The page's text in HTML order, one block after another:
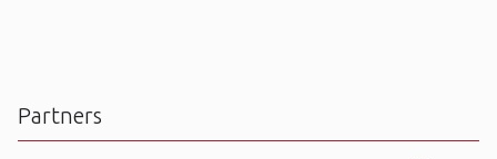
Partners